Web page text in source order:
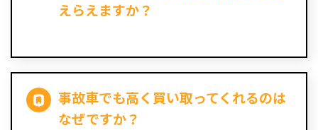
えらえますか？
事故車でも高く買い取ってくれるのは
なぜですか？